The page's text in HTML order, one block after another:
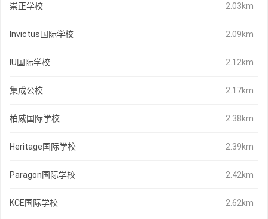
崇正学校 2.03km
Invictus国际学校 2.09km
IU国际学校 2.12km
集成公校 2.17km
柏威国际学校 2.38km
Heritage国际学校 2.39km
Paragon国际学校 2.42km
KCE国际学校 2.62km